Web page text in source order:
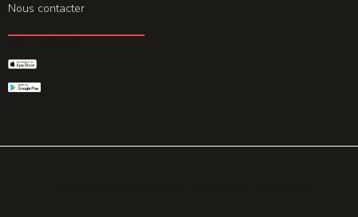
Nous contacter